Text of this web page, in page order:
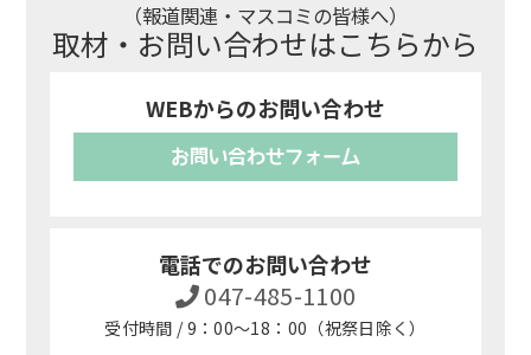
（報道関連・マスコミの皆様へ）
取材・お問い合わせはこちらから
WEBからのお問い合わせ
お問い合わせフォーム
電話でのお問い合わせ
047-485-1100
受付時間 / 9：00～18：00（祝祭日除く）